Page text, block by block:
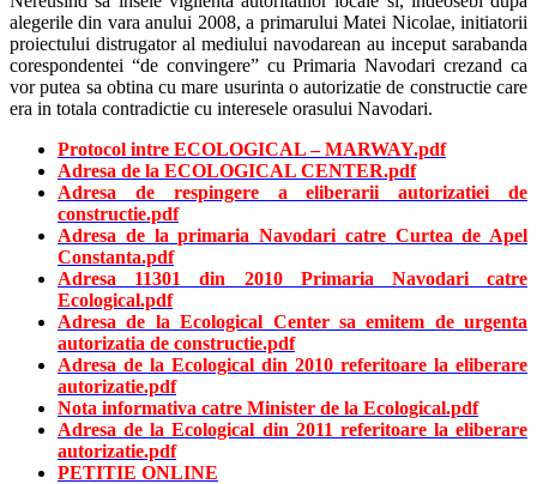
alegerile din vara anului 2008, a primarului Matei Nicolae, initiatorii
proiectului distrugator al mediului navodarean au inceput sarabanda
corespondentei “de convingere” cu Primaria Navodari crezand ca
vor putea sa obtina cu mare usurinta o autorizatie de constructie care
era in totala contradictie cu interesele orasului Navodari.
Protocol intre ECOLOGICAL – MARWAY.pdf
Adresa de la ECOLOGICAL CENTER.pdf
Adresa de respingere a eliberarii autorizatiei de
constructie.pdf
Adresa de la primaria Navodari catre Curtea de Apel
Constanta.pdf
Adresa 11301 din 2010 Primaria Navodari catre
Ecological.pdf
Adresa de la Ecological Center sa emitem de urgenta
autorizatia de constructie.pdf
Adresa de la Ecological din 2010 referitoare la eliberare
autorizatie.pdf
Nota informativa catre Minister de la Ecological.pdf
Adresa de la Ecological din 2011 referitoare la eliberare
autorizatie.pdf
PETITIE ONLINE